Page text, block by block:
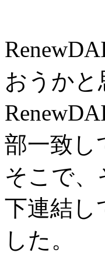
おうかと
部一致し
そこで
下連結し
した。